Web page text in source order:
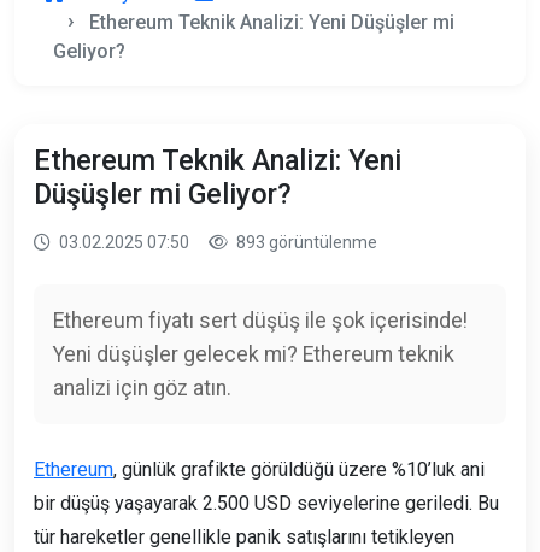
Ethereum Teknik Analizi: Yeni Düşüşler mi
Geliyor?
Ethereum Teknik Analizi: Yeni
Düşüşler mi Geliyor?
03.02.2025 07:50 893 görüntülenme
Ethereum fiyatı sert düşüş ile şok içerisinde!
Yeni düşüşler gelecek mi? Ethereum teknik
analizi için göz atın.
Ethereum, günlük grafikte görüldüğü üzere %10’luk ani
bir düşüş yaşayarak 2.500 USD seviyelerine geriledi. Bu
tür hareketler genellikle panik satışlarını tetikleyen